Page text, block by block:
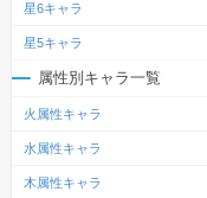
星6キャラ
星5キャラ
属性別キャラ一覧
火属性キャラ
水属性キャラ
木属性キャラ